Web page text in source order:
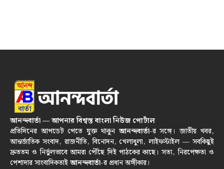
আনন্দবার্তা — আপনার বিশ্বস্ত বাংলা নিউজ পোর্টাল
প্রতিদিনের আপডেট পেতে যুক্ত থাকুনআনন্দবার্তা-র সঙ্গে। জাতীয় খবর,
আন্তর্জাতিক সংবাদ, রাজনীতি, বিনোদন, খেলাধুলা, লাইফস্টাইল — সবকিছুই
দ্রুততম ও নির্ভুলভাবে আমরা পৌঁছে দিই পাঠকের কাছে। সত্য, নিরপেক্ষতা ও
পেশাদার সাংবাদিকতাইআনন্দবার্তা-র প্রধান অঙ্গীকার।